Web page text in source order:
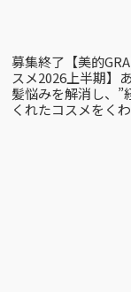
募集終了【美的
スメ2026上半期】
髪悩みを解消し、”
くれたコスメをく